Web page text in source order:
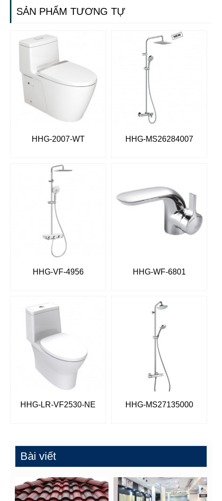
SẢN PHẨM TƯƠNG TỰ
HHG-2007-WT HHG-MS26284007
HHG-VF-4956 HHG-WF-6801
HHG-LR-VF2530-NE HHG-MS27135000
Bài viết